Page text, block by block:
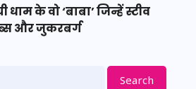
धाम के वो ‘बाबा’ जिन्हें स्टीव
और जुकरबर्ग
Search